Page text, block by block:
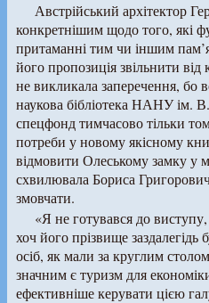
Австрійський архітектор
конкретнішим щодо того, які
притаманні тим чи іншим
його пропозиція звільнити від
не викликала заперечення, бо
наукова бібліотека НАНУ ім.
спецфонд тимчасово тільки
потреби у новому якісному
відмовити Олеському замку у
схвилювала Бориса
змовчати.
«Я не готувався до
хоч його прізвище заздалегідь
осіб, як мали за круглим
значним є туризм для
ефективніше керувати цією